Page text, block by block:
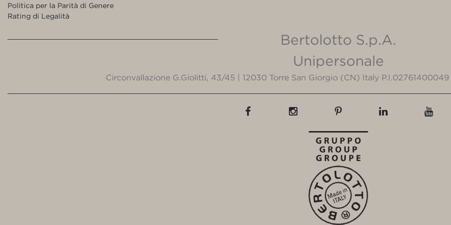
Politica per la Parità di Genere
Rating di Legalità
Bertolotto S.p.A.
Unipersonale
Circonvallazione G.Giolitti, 43/45 | 12030 Torre San Giorgio (CN) Italy